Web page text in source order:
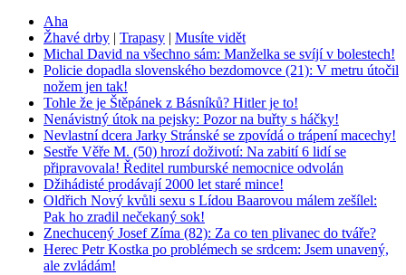
Aha
Žhavé drby | Trapasy | Musíte vidět
Michal David na všechno sám: Manželka se svíjí v bolestech!
Policie dopadla slovenského bezdomovce (21): V metru útočil
nožem jen tak!
Tohle že je Štěpánek z Básníků? Hitler je to!
Nenávistný útok na pejsky: Pozor na buřty s háčky!
Nevlastní dcera Jarky Stránské se zpovídá o trápení macechy!
Sestře Věře M. (50) hrozí doživotí: Na zabití 6 lidí se
připravovala! Ředitel rumburské nemocnice odvolán
Džihádisté prodávají 2000 let staré mince!
Oldřich Nový kvůli sexu s Lídou Baarovou málem zešílel:
Pak ho zradil nečekaný sok!
Znechucený Josef Zíma (82): Za co ten plivanec do tváře?
Herec Petr Kostka po problémech se srdcem: Jsem unavený,
ale zvládám!